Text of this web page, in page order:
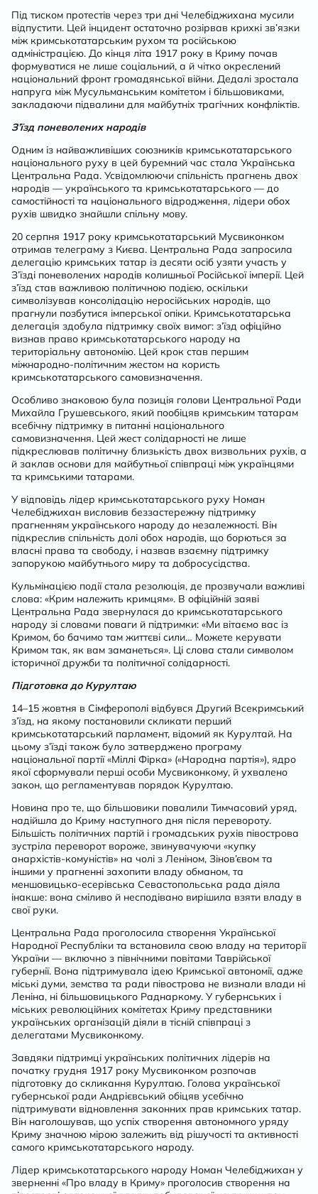
Під тиском протестів через три дні Челебіджихана мусили
відпустити. Цей інцидент остаточно розірвав крихкі зв’язки
між кримськотатарським рухом та російською
адміністрацією. До кінця літа 1917 року в Криму почав
формуватися не лише соціальний, а й чітко окреслений
національний фронт громадянської війни. Дедалі зростала
напруга між Мусульманським комітетом і більшовиками,
закладаючи підвалини для майбутніх трагічних конфліктів.
З’їзд поневолених народів
Одним із найважливіших союзників кримськотатарського
національного руху в цей буремний час стала Українська
Центральна Рада. Усвідомлюючи спільність прагнень двох
народів — українського та кримськотатарського — до
самостійності та національного відродження, лідери обох
рухів швидко знайшли спільну мову.
20 серпня 1917 року кримськотатарський Мусвиконком
отримав телеграму з Києва. Центральна Рада запросила
делегацію кримських татар із десяти осіб узяти участь у
З’їзді поневолених народів колишньої Російської імперії. Цей
з’їзд став важливою політичною подією, оскільки
символізував консолідацію неросійських народів, що
прагнули позбутися імперської опіки. Кримськотатарська
делегація здобула підтримку своїх вимог: з’їзд офіційно
визнав право кримськотатарського народу на
територіальну автономію. Цей крок став першим
міжнародно-політичним жестом на користь
кримськотатарського самовизначення.
Особливо знаковою була позиція голови Центральної Ради
Михайла Грушевського, який пообіцяв кримським татарам
всебічну підтримку в питанні національного
самовизначення. Цей жест солідарності не лише
підкреслював політичну близькість двох визвольних рухів, а
й заклав основи для майбутньої співпраці між українцями
та кримськими татарами.
У відповідь лідер кримськотатарського руху Номан
Челебіджихан висловив беззастережну підтримку
прагненням українського народу до незалежності. Він
підкреслив спільність долі обох народів, що борються за
власні права та свободу, і назвав взаємну підтримку
запорукою майбутнього миру та добросусідства.
Кульмінацією події стала резолюція, де прозвучали важливі
слова: «Крим належить кримцям». В офіційній заяві
Центральна Рада звернулася до кримськотатарського
народу зі словами поваги й підтримки: «Ми вітаємо вас із
Кримом, бо бачимо там життєві сили… Можете керувати
Кримом так, як вам заманеться». Ці слова стали символом
історичної дружби та політичної солідарності.
Підготовка до Курултаю
14–15 жовтня в Сімферополі відбувся Другий Всекримський
з’їзд, на якому постановили скликати перший
кримськотатарський парламент, відомий як Курултай. На
цьому з’їзді також було затверджено програму
національної партії «Міллі Фірка» («Народна партія»), ядро
якої сформували перші особи Мусвиконкому, й ухвалено
закон, що регламентував порядок Курултаю.
Новина про те, що більшовики повалили Тимчасовий уряд,
надійшла до Криму наступного дня після перевороту.
Більшість політичних партій і громадських рухів півострова
зустріла переворот вороже, звинувачуючи «купку
анархістів-комуністів» на чолі з Леніном, Зінов’євом та
іншими у прагненні захопити владу обманом, та
меншовицько-есерівська Севастопольська рада діяла
інакше: вона сміливо й несподівано вирішила взяти владу в
свої руки.
Центральна Рада проголосила створення Української
Народної Республіки та встановила свою владу на території
України — включно з північними повітами Таврійської
губернії. Вона підтримувала ідею Кримської автономії, адже
міські думи, земства та ради півострова не визнали влади ні
Леніна, ні більшовицького Раднаркому. У губернських і
міських революційних комітетах Криму представники
українських організацій діяли в тісній співпраці з
делегатами Мусвиконкому.
Завдяки підтримці українських політичних лідерів на
початку грудня 1917 року Мусвиконком розпочав
підготовку до скликання Курултаю. Голова української
губернської ради Андрієвський обіцяв усебічно
підтримувати відновлення законних прав кримських татар.
Він наголошував, що успіх створення автономного уряду
Криму значною мірою залежить від рішучості та активності
самого кримськотатарського народу.
Лідер кримськотатарського народу Номан Челебіджихан у
зверненні «Про владу в Криму» проголосив створення на